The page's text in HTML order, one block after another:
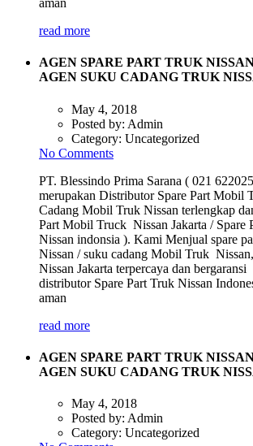
aman
read more
AGEN SPARE PART TRUK
AGEN SUKU CADANG TRUK
May 4, 2018
Posted by: Admin
Category: Uncategorized
No Comments
PT. Blessindo Prima Sarana ( 021
merupakan Distributor Spare Part Mobil
Cadang Mobil Truk Nissan terlengkap
Part Mobil Truck Nissan Jakarta / Spare
Nissan indonsia ). Kami Menjual spare
Nissan / suku cadang Mobil Truk
Nissan Jakarta terpercaya dan bergaransi
distributor Spare Part Truk Nissan
aman
read more
AGEN SPARE PART TRUK
AGEN SUKU CADANG TRUK
May 4, 2018
Posted by: Admin
Category: Uncategorized